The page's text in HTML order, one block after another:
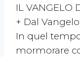
IL VANGELO
+ Dal
In quel
mormorare